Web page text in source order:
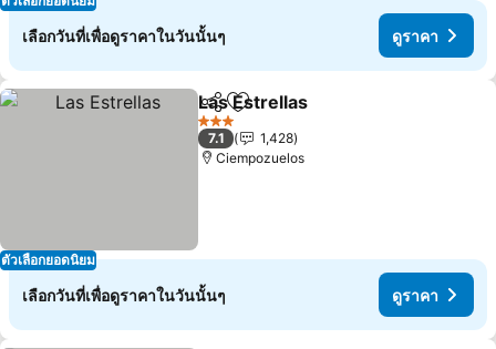
เลือกวันที่เพื่อดูราคาในวันนั้นๆ ดูราคา
ตัวเลือกยอดนิยม
แชร์ เพิ่มในรายการโปรด
Las Estrellas
3 ดาว
7.1
1,428
Ciempozuelos
เลือกวันที่เพื่อดูราคาในวันนั้นๆ ดูราคา